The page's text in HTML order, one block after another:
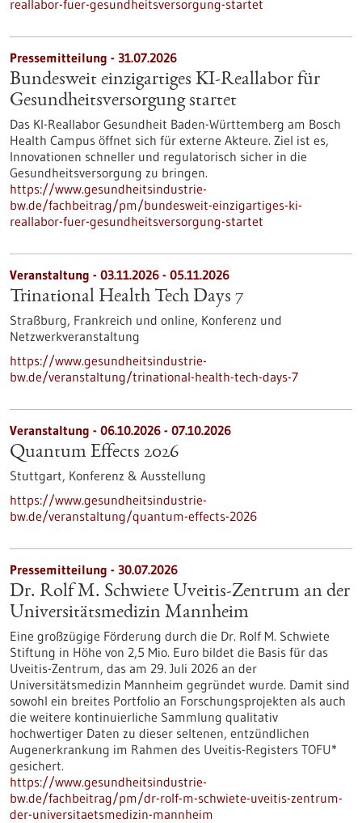
reallabor-fuer-gesundheitsversorgung-startet
Pressemitteilung - 31.07.2026
Bundesweit einzigartiges KI-Reallabor für
Gesundheits­versorgung startet
Das KI-Reallabor Gesundheit Baden-Württemberg am Bosch
Health Campus öffnet sich für externe Akteure. Ziel ist es,
Innovationen schneller und regulatorisch sicher in die
Gesundheitsversorgung zu bringen.
https://www.gesundheitsindustrie-
bw.de/fachbeitrag/pm/bundesweit-einzigartiges-ki-
reallabor-fuer-gesundheitsversorgung-startet
Veranstaltung - 03.11.2026 - 05.11.2026
Trinational Health Tech Days 7
Straßburg, Frankreich und online, Konferenz und
Netzwerkveranstaltung
https://www.gesundheitsindustrie-
bw.de/veranstaltung/trinational-health-tech-days-7
Veranstaltung - 06.10.2026 - 07.10.2026
Quantum Effects 2026
Stuttgart, Konferenz & Ausstellung
https://www.gesundheitsindustrie-
bw.de/veranstaltung/quantum-effects-2026
Pressemitteilung - 30.07.2026
Dr. Rolf M. Schwiete Uveitis-Zentrum an der
Universitätsmedizin Mannheim
Eine großzügige Förderung durch die Dr. Rolf M. Schwiete
Stiftung in Höhe von 2,5 Mio. Euro bildet die Basis für das
Uveitis-Zentrum, das am 29. Juli 2026 an der
Universitätsmedizin Mannheim gegründet wurde. Damit sind
sowohl ein breites Portfolio an Forschungsprojekten als auch
die weitere kontinuierliche Sammlung qualitativ
hochwertiger Daten zu dieser seltenen, entzündlichen
Augenerkrankung im Rahmen des Uveitis-Registers TOFU*
gesichert.
https://www.gesundheitsindustrie-
bw.de/fachbeitrag/pm/dr-rolf-m-schwiete-uveitis-zentrum-
der-universitaetsmedizin-mannheim